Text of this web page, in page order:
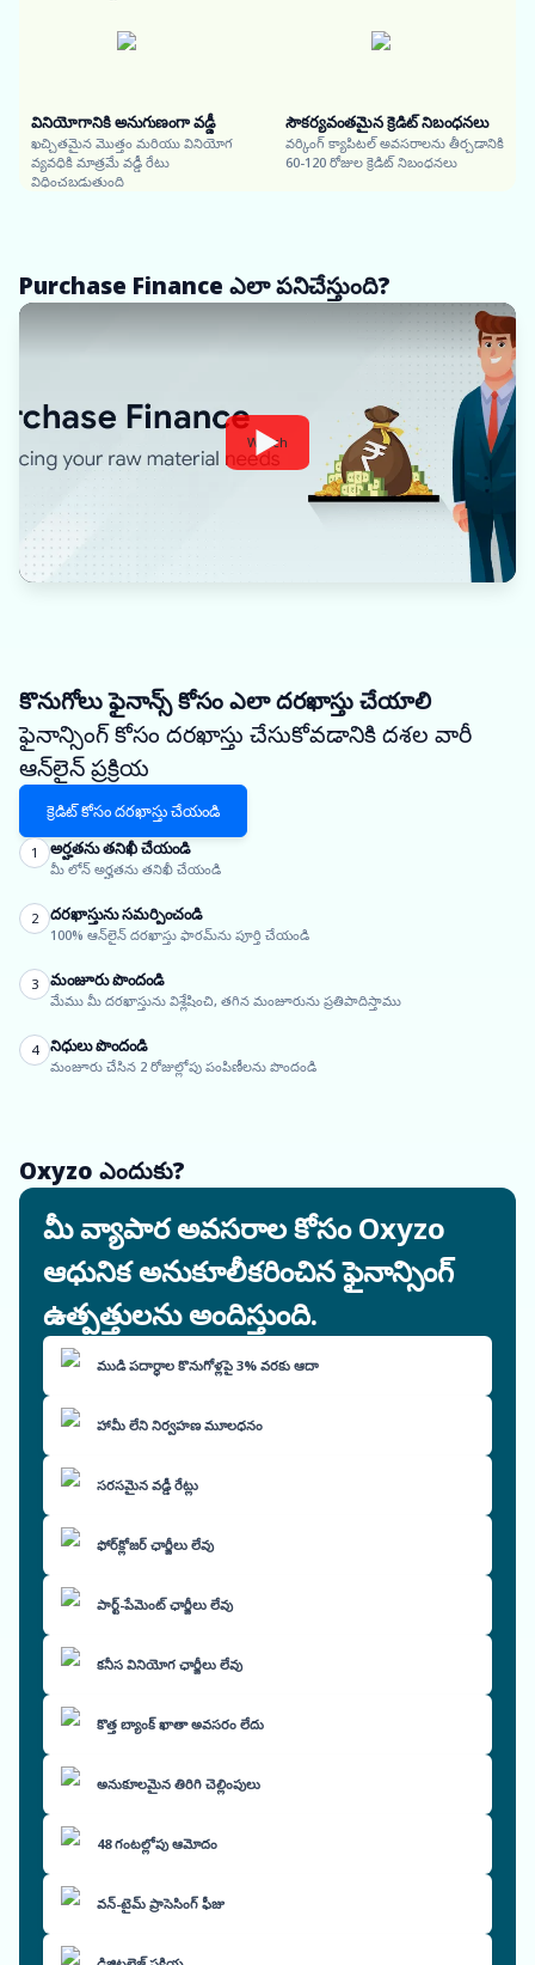
వినియోగానికి అనుగుణంగా వడ్డీ
ఖచ్చితమైన మొత్తం మరియు వినియోగ
వ్యవధికి మాత్రమే వడ్డీ రేటు
విధించబడుతుంది
సౌకర్యవంతమైన క్రెడిట్ నిబంధనలు
వర్కింగ్ క్యాపిటల్ అవసరాలను తీర్చడానికి
60-120 రోజుల క్రెడిట్ నిబంధనలు
Purchase Finance ఎలా పనిచేస్తుంది?
Watch
కొనుగోలు ఫైనాన్స్ కోసం ఎలా దరఖాస్తు చేయాలి
ఫైనాన్సింగ్ కోసం దరఖాస్తు చేసుకోవడానికి దశల వారీ
ఆన్‌లైన్ ప్రక్రియ
క్రెడిట్ కోసం దరఖాస్తు చేయండి
1 అర్హతను తనిఖీ చేయండి
మీ లోన్ అర్హతను తనిఖీ చేయండి
2 దరఖాస్తును సమర్పించండి
100% ఆన్‌లైన్ దరఖాస్తు ఫారమ్‌ను పూర్తి చేయండి
3 మంజూరు పొందండి
మేము మీ దరఖాస్తును విశ్లేషించి, తగిన మంజూరును ప్రతిపాదిస్తాము
4 నిధులు పొందండి
మంజూరు చేసిన 2 రోజుల్లోపు పంపిణీలను పొందండి
Oxyzo ఎందుకు?
మీ వ్యాపార అవసరాల కోసం Oxyzo
ఆధునిక అనుకూలీకరించిన ఫైనాన్సింగ్
ఉత్పత్తులను అందిస్తుంది.
ముడి పదార్థాల కొనుగోళ్లపై 3% వరకు ఆదా
హామీ లేని నిర్వహణ మూలధనం
సరసమైన వడ్డీ రేట్లు
ఫోర్‌క్లోజర్ ఛార్జీలు లేవు
పార్ట్-పేమెంట్ ఛార్జీలు లేవు
కనీస వినియోగ ఛార్జీలు లేవు
కొత్త బ్యాంక్ ఖాతా అవసరం లేదు
అనుకూలమైన తిరిగి చెల్లింపులు
48 గంటల్లోపు ఆమోదం
వన్-టైమ్ ప్రాసెసింగ్ ఫీజు